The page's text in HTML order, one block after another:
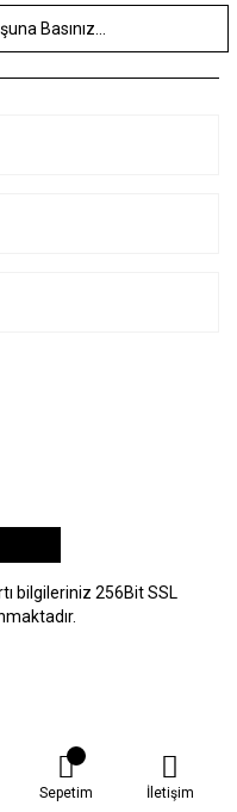
bilgileriniz 256Bit SSL
Sepetim İletişim
e-
ile